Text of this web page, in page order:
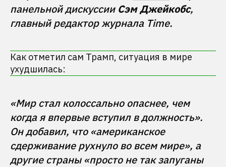
панельной дискуссии Сэм Джейкобс,
Как отметил сам Трамп, ситуация в мире
ухудшилась:
«Мир стал колоссально опаснее, чем
когда я впервые вступил в должность».
Он добавил, что «американское
сдерживание рухнуло во всем мире», а
другие страны «просто не так запуганы